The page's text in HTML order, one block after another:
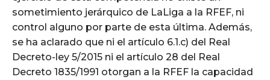
sometimiento jerárquico de LaLiga a la RFEF, ni
control alguno por parte de esta última. Además,
se ha aclarado que ni el artículo 6.1.c) del Real
Decreto-ley 5/2015 ni el artículo 28 del Real
Decreto 1835/1991 otorgan a la RFEF la capacidad